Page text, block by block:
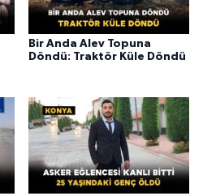
Bir Anda Alev Topuna
Döndü: Traktör Küle Döndü